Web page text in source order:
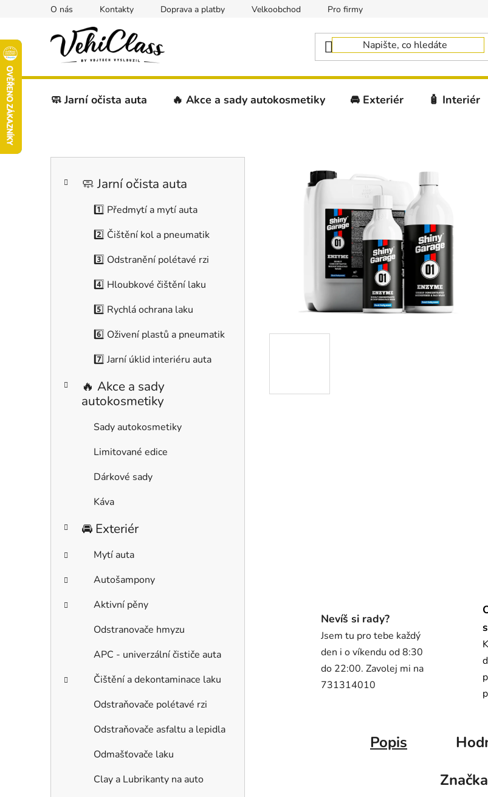
O nás Kontakty Doprava a platby Velkoobchod Pro firmy
🧼 Jarní očista auta 🔥 Akce a sady autokosmetiky 🚘 Exteriér 🧴 Interiér
P
kategorie
K
🧼 Jarní očista auta
1️⃣ Předmytí a mytí auta
2️⃣ Čištění kol a pneumatik
3️⃣ Odstranění polétavé rzi
4️⃣ Hloubkové čištění laku
5️⃣ Rychlá ochrana laku
6️⃣ Oživení plastů a pneumatik
7️⃣ Jarní úklid interiéru auta
🔥 Akce a sady
autokosmetiky
Sady autokosmetiky
Limitované edice
Dárkové sady
Káva
🚘 Exteriér
Mytí auta
Autošampony
Aktivní pěny
Odstranovače hmyzu
APC - univerzální čističe auta
Čištění a dekontaminace laku
Odstraňovače polétavé rzi
Odstraňovače asfaltu a lepidla
Odmašťovače laku
Clay a Lubrikanty na auto
Nevíš si rady?
Jsem tu pro tebe každý
den i o víkendu od 8:30
do 22:00. Zavolej mi na
731314010
Popis
Značka